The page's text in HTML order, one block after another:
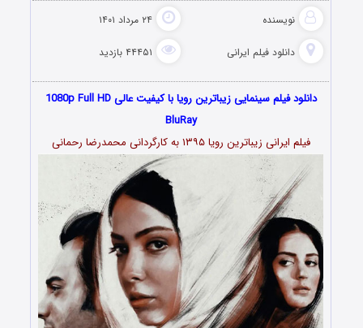
نویسنده ۲۴ مرداد ۱۴۰۱
دانلود فیلم‌ ایرانی ۴۴۴۵۱ بازدید
دانلود فیلم سینمایی زیباترین رویا با کیفیت عالی 1080p Full HD
BluRay
فیلم ایرانی زیباترین رویا ۱۳۹۵ به کارگردانی محمدرضا رحمانی